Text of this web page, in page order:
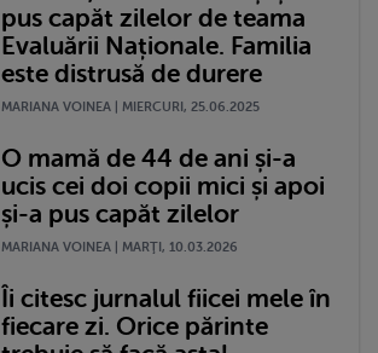
pus capăt zilelor de teama
Evaluării Naționale. Familia
este distrusă de durere
MARIANA VOINEA | MIERCURI, 25.06.2025
O mamă de 44 de ani și-a
ucis cei doi copii mici și apoi
și-a pus capăt zilelor
MARIANA VOINEA | MARŢI, 10.03.2026
Îi citesc jurnalul fiicei mele în
fiecare zi. Orice părinte